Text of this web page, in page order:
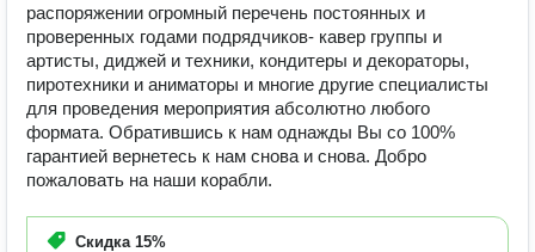
распоряжении огромный перечень постоянных и
проверенных годами подрядчиков- кавер группы и
артисты, диджей и техники, кондитеры и декораторы,
пиротехники и аниматоры и многие другие специалисты
для проведения мероприятия абсолютно любого
формата. Обратившись к нам однажды Вы со 100%
гарантией вернетесь к нам снова и снова. Добро
пожаловать на наши корабли.
Скидка 15%